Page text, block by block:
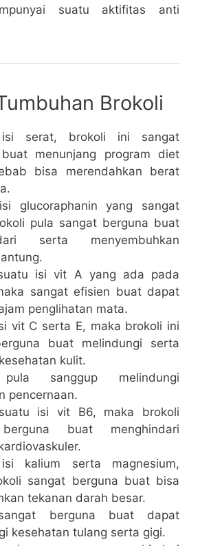
suatu aktifitas anti
Brokoli
isi serat, brokoli ini sangat
menunjang program diet
bisa merendahkan berat
glucoraphanin yang sangat
pula sangat berguna buat
serta menyembuhkan
isi vit A yang ada pada
sangat efisien buat dapat
penglihatan mata.
vit C serta E, maka brokoli ini
buat melindungi serta
kulit.
sanggup melindungi
pencernaan.
isi vit B6, maka brokoli
buat menghindari
kalium serta magnesium,
sangat berguna buat bisa
tekanan darah besar.
berguna buat dapat
kesehatan tulang serta gigi.